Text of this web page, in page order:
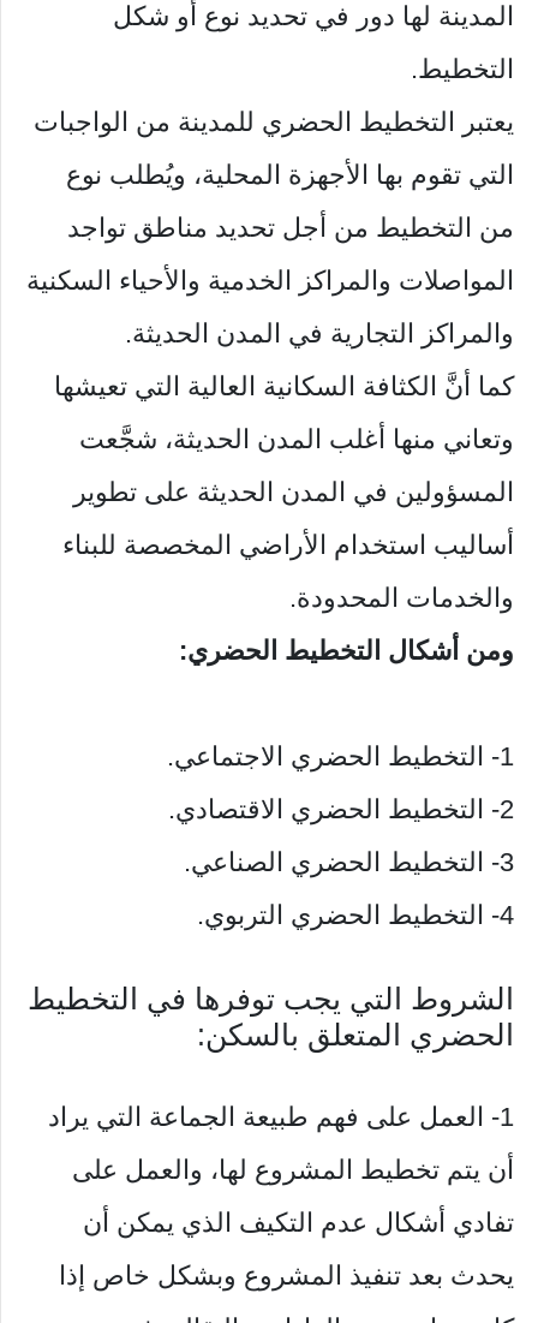
المدينة لها دور في تحديد نوع أو شكل
التخطيط.
يعتبر التخطيط الحضري للمدينة من الواجبات
التي تقوم بها الأجهزة المحلية، ويُطلب نوع
من التخطيط من أجل تحديد مناطق تواجد
المواصلات والمراكز الخدمية والأحياء السكنية
والمراكز التجارية في المدن الحديثة.
كما أنَّ الكثافة السكانية العالية التي تعيشها
وتعاني منها أغلب المدن الحديثة، شجَّعت
المسؤولين في المدن الحديثة على تطوير
أساليب استخدام الأراضي المخصصة للبناء
والخدمات المحدودة.
ومن أشكال التخطيط الحضري:
1- التخطيط الحضري الاجتماعي.
2- التخطيط الحضري الاقتصادي.
3- التخطيط الحضري الصناعي.
4- التخطيط الحضري التربوي.
الشروط التي يجب توفرها في التخطيط
الحضري المتعلق بالسكن:
1- العمل على فهم طبيعة الجماعة التي يراد
أن يتم تخطيط المشروع لها، والعمل على
تفادي أشكال عدم التكيف الذي يمكن أن
يحدث بعد تنفيذ المشروع وبشكل خاص إذا